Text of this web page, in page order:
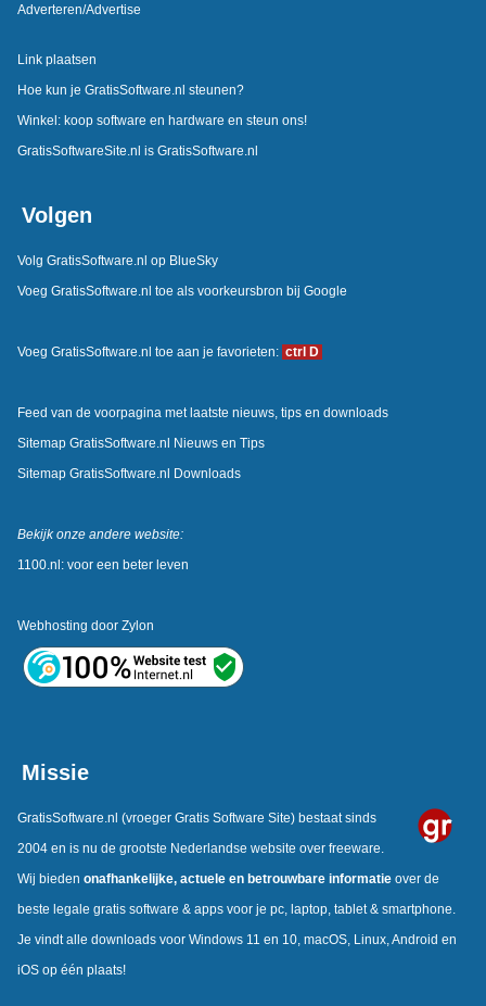
Adverteren/Advertise
Link plaatsen
Hoe kun je GratisSoftware.nl steunen?
Winkel: koop software en hardware en steun ons!
GratisSoftwareSite.nl is GratisSoftware.nl
Volgen
Volg GratisSoftware.nl op BlueSky
Voeg GratisSoftware.nl toe als voorkeursbron bij Google
Voeg GratisSoftware.nl toe aan je favorieten: ctrl D
Feed van de voorpagina met laatste nieuws, tips en downloads
Sitemap GratisSoftware.nl Nieuws en Tips
Sitemap GratisSoftware.nl Downloads
Bekijk onze andere website:
1100.nl: voor een beter leven
Webhosting door Zylon
Missie
GratisSoftware.nl (vroeger Gratis Software Site) bestaat sinds
2004 en is nu de grootste Nederlandse website over freeware.
Wij bieden onafhankelijke, actuele en betrouwbare informatieover de
beste legale gratis software & apps voor je pc, laptop, tablet & smartphone.
Je vindt alle downloads voor Windows 11 en 10, macOS, Linux, Android en
iOS op één plaats!